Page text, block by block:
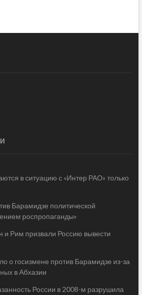
в ситуацию с «Интер РАО» только
Барамидзе политической
роспропаганды»
и Рим призвали Россию вывести
о госизмене против Барамидзе из-за
в Абхазии
России в 2008-м разрушила